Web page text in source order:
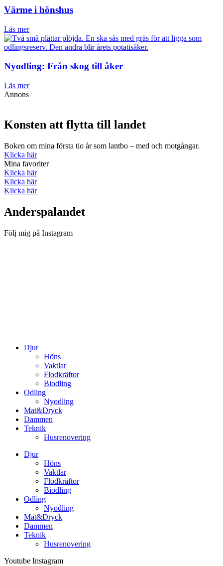
Värme i hönshus
Läs mer
Nyodling: Från skog till åker
Läs mer
Annons
Konsten att flytta till landet
Boken om mina första tio år som lantbo – med och motgångar.
Klicka här
Mina favoriter
Klicka här
Klicka här
Klicka här
Anderspalandet
Följ mig på Instagram
Djur
Höns
Vaktlar
Flodkräftor
Biodling
Odling
Nyodling
Mat&Dryck
Dammen
Teknik
Husrenovering
Djur
Höns
Vaktlar
Flodkräftor
Biodling
Odling
Nyodling
Mat&Dryck
Dammen
Teknik
Husrenovering
Youtube Instagram